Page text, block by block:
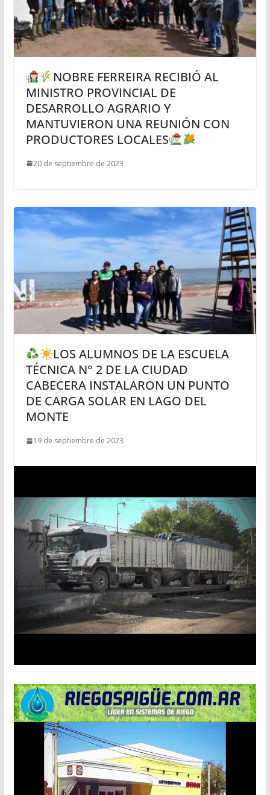
NOBRE FERREIRA RECIBIÓ AL
MINISTRO PROVINCIAL DE
DESARROLLO AGRARIO Y
MANTUVIERON UNA REUNIÓN CON
PRODUCTORES LOCALES
20 de septiembre de 2023
LOS ALUMNOS DE LA ESCUELA
TÉCNICA N° 2 DE LA CIUDAD
CABECERA INSTALARON UN PUNTO
DE CARGA SOLAR EN LAGO DEL
MONTE
19 de septiembre de 2023